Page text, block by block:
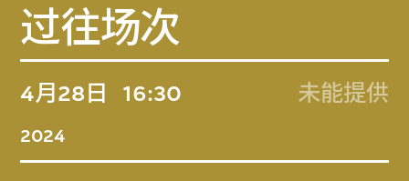
过往场次
4月28日
2024
16:30 未能提供